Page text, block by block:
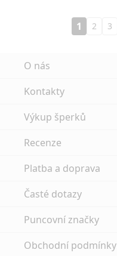
1 2 3
O nás
Kontakty
Výkup šperků
Recenze
Platba a doprava
Časté dotazy
Puncovní značky
Obchodní podmínky